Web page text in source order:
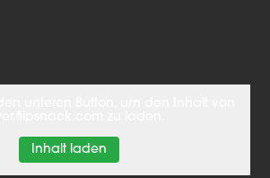
Inhalt laden